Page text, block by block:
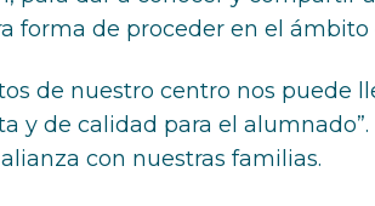
forma de proceder en el ámbito
de nuestro centro nos puede
y de calidad para el
con nuestras familias.